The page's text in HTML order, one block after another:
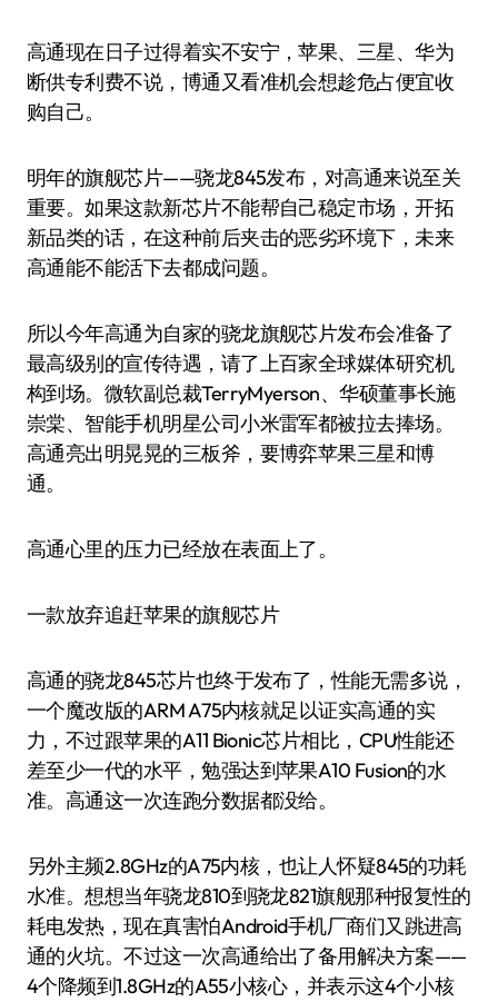
高通现在日子过得着实不安宁，苹果、三星、华为
断供专利费不说，博通又看准机会想趁危占便宜收
购自己。
明年的旗舰芯片——骁龙845发布，对高通来说至关
重要。如果这款新芯片不能帮自己稳定市场，开拓
新品类的话，在这种前后夹击的恶劣环境下，未来
高通能不能活下去都成问题。
所以今年高通为自家的骁龙旗舰芯片发布会准备了
最高级别的宣传待遇，请了上百家全球媒体研究机
构到场。微软副总裁TerryMyerson、华硕董事长施
崇棠、智能手机明星公司小米雷军都被拉去捧场。
高通亮出明晃晃的三板斧，要博弈苹果三星和博
通。
高通心里的压力已经放在表面上了。
一款放弃追赶苹果的旗舰芯片
高通的骁龙845芯片也终于发布了，性能无需多说，
一个魔改版的ARM A75内核就足以证实高通的实
力，不过跟苹果的A11 Bionic芯片相比，CPU性能还
差至少一代的水平，勉强达到苹果A10 Fusion的水
准。高通这一次连跑分数据都没给。
另外主频2.8GHz的A75内核，也让人怀疑845的功耗
水准。想想当年骁龙810到骁龙821旗舰那种报复性的
耗电发热，现在真害怕Android手机厂商们又跳进高
通的火坑。不过这一次高通给出了备用解决方案——
4个降频到1.8GHz的A55小核心，并表示这4个小核